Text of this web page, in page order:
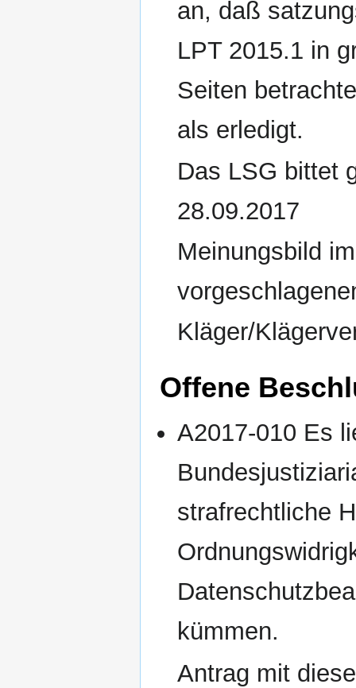
an, daß
LPT 2015.1 in
Seiten
als erledigt.
Das LSG bittet
28.09.2017
Meinungsbild
Kläger/
Offene
A2017-010 Es
strafrechtliche
kümmen.
Antrag mit